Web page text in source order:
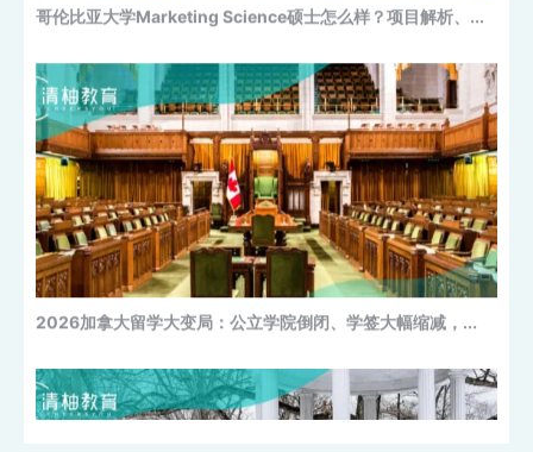
哥伦比亚大学Marketing Science硕士怎么样？项目解析、...
2026加拿大留学大变局：公立学院倒闭、学签大幅缩减，...